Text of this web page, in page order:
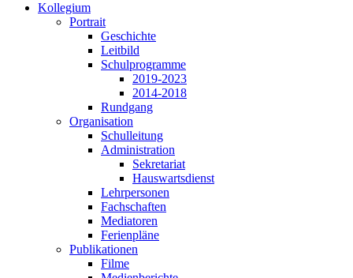
Kollegium
Portrait
Geschichte
Leitbild
Schulprogramme
2019-2023
2014-2018
Rundgang
Organisation
Schulleitung
Administration
Sekretariat
Hauswartsdienst
Lehrpersonen
Fachschaften
Mediatoren
Ferienpläne
Publikationen
Filme